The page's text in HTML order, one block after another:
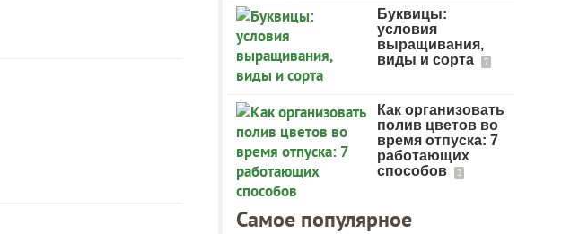
Буквицы:
условия
выращивания,
виды и сорта
7
Как организовать
полив цветов во
время отпуска: 7
работающих
способов
2
Самое популярное